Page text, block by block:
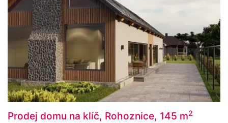
Prodej domu na klíč, Rohoznice, 145 m2